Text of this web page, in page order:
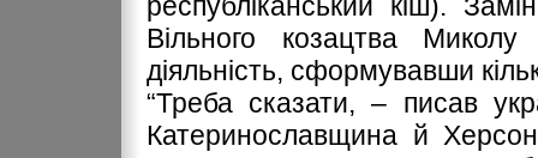
Вільного козацтва
діяльність, сформувавши
“Треба сказати, – писав
Катеринославщина й